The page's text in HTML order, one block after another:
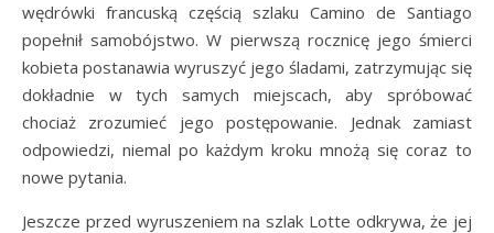
wędrówki francuską częścią szlaku Camino de Santiago
popełnił samobójstwo. W pierwszą rocznicę jego śmierci
kobieta postanawia wyruszyć jego śladami, zatrzymując się
dokładnie w tych samych miejscach, aby spróbować
chociaż zrozumieć jego postępowanie. Jednak zamiast
odpowiedzi, niemal po każdym kroku mnożą się coraz to
nowe pytania.
Jeszcze przed wyruszeniem na szlak Lotte odkrywa, że jej